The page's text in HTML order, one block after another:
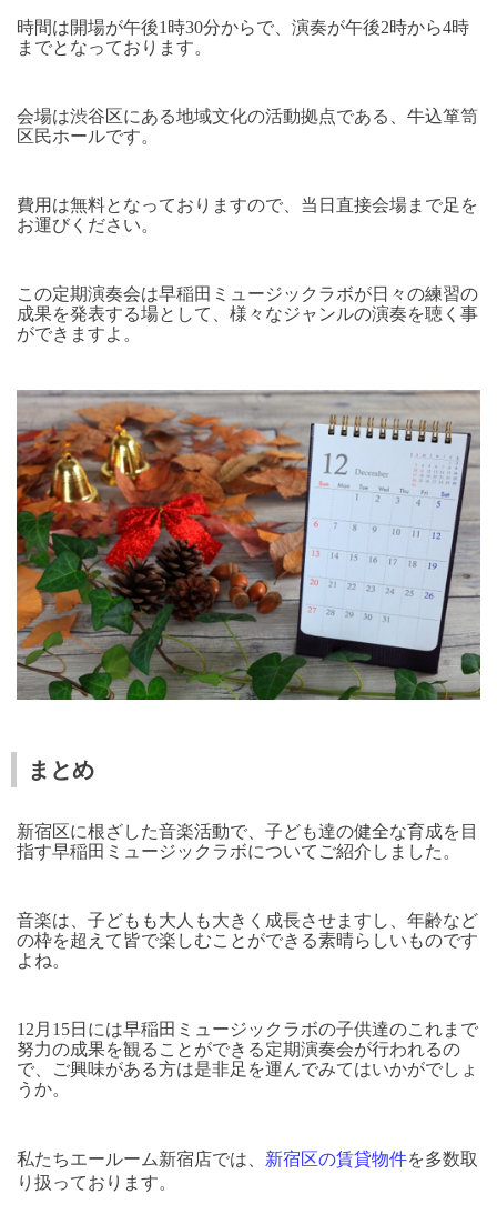
時間は開場が午後1時30分からで、演奏が午後2時から4時
までとなっております。
会場は渋谷区にある地域文化の活動拠点である、牛込箪笥
区民ホールです。
費用は無料となっておりますので、当日直接会場まで足を
お運びください。
この定期演奏会は早稲田ミュージックラボが日々の練習の
成果を発表する場として、様々なジャンルの演奏を聴く事
ができますよ。
まとめ
新宿区に根ざした音楽活動で、子ども達の健全な育成を目
指す早稲田ミュージックラボについてご紹介しました。
音楽は、子どもも大人も大きく成長させますし、年齢など
の枠を超えて皆で楽しむことができる素晴らしいものです
よね。
12月15日には早稲田ミュージックラボの子供達のこれまで
努力の成果を観ることができる定期演奏会が行われるの
で、ご興味がある方は是非足を運んでみてはいかがでしょ
うか。
私たちエールーム新宿店では、 新宿区の賃貸物件を多数取
り扱っております。